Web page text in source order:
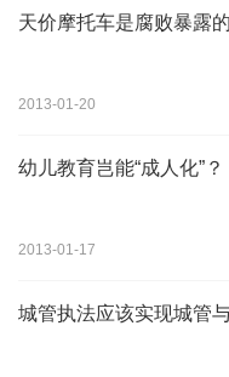
天价摩托车是腐败暴露
2013-01-20
幼儿教育岂能“成人化”？
2013-01-17
城管执法应该实现城管